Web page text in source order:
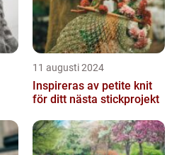
11 augusti 2024
Inspireras av petite knit
för ditt nästa stickprojekt